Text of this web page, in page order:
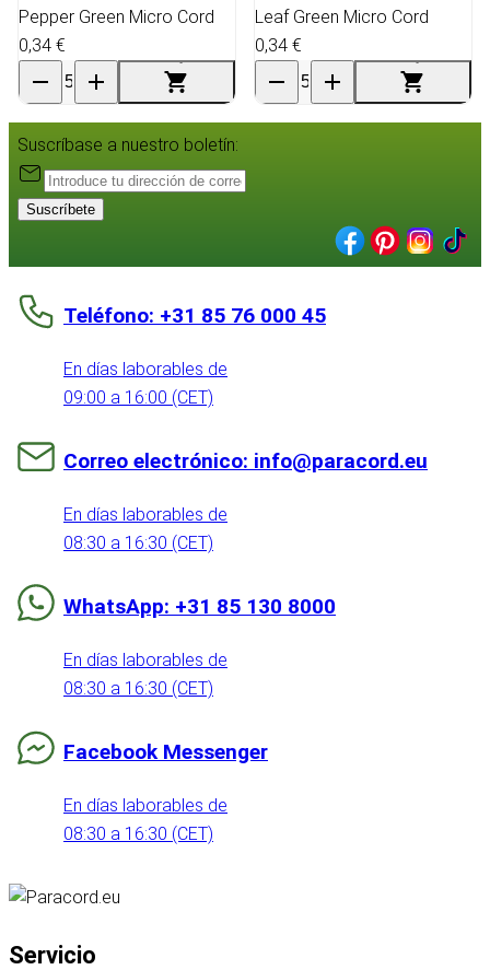
Pepper Green Micro Cord
0,34 €
Leaf Green Micro Cord
0,34 €
Suscríbase a nuestro boletín:
Suscríbete
Teléfono: +31 85 76 000 45
En días laborables de
09:00 a 16:00 (CET)
Correo electrónico: info@paracord.eu
En días laborables de
08:30 a 16:30 (CET)
WhatsApp: +31 85 130 8000
En días laborables de
08:30 a 16:30 (CET)
Facebook Messenger
En días laborables de
08:30 a 16:30 (CET)
Servicio